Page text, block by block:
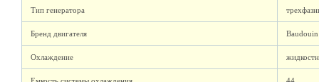
Тип генератора
Бренд двигателя Baudouin
Охлаждение